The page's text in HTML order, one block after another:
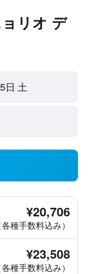
リオ デ
日 土
¥20,706
種手数料込み）
¥23,508
種手数料込み）